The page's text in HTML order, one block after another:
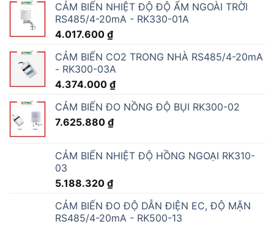
CẢM BIẾN NHIỆT ĐỘ ĐỘ ẨM NGOÀI TRỜI
RS485/4-20mA - RK330-01A
4.017.600 ₫
CẢM BIẾN CO2 TRONG NHÀ RS485/4-20mA
- RK300-03A
4.374.000 ₫
CẢM BIẾN ĐO NỒNG ĐỘ BỤI RK300-02
7.625.880 ₫
CẢM BIẾN NHIỆT ĐỘ HỒNG NGOẠI RK310-
03
5.188.320 ₫
CẢM BIẾN ĐO ĐỘ DẪN ĐIỆN EC, ĐỘ MẶN
RS485/4-20mA - RK500-13